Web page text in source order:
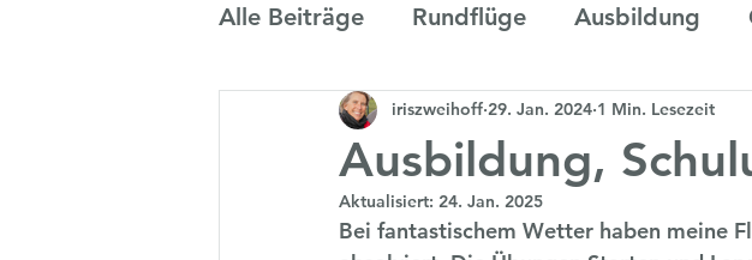
Alle Beiträge Rundflüge Ausbildung
Ausbildung,
iriszweihoff 29. Jan. 2024 1 Min. Lesezeit
Aktualisiert: 24. Jan. 2025
Bei fantastischem Wetter haben meine